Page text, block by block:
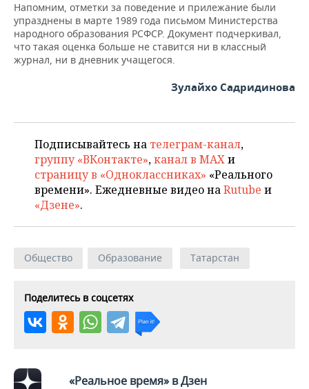
ФИГУРНОЕ КАТАНИЕ
ВОДНЫЕ ВИДЫ СПОРТА
МЕДИЦИНА
ОБРАЗОВАНИЕ
Напомним, отметки за поведение и прилежание были
упразднены в марте 1989 года письмом Министерства
народного образования РСФСР. Документ подчеркивал,
что такая оценка больше не ставится ни в классный
журнал, ни в дневник учащегося.
Зулайхо Садридинова
Подписывайтесь на телеграм-канал,
группу «ВКонтакте»,канал в MAXи
страницу в «Одноклассниках» «Реального
времени». Ежедневные видео наRutube и
«Дзене».
Общество Образование Татарстан
Поделитесь в соцсетях
«Реальное время» в Дзен